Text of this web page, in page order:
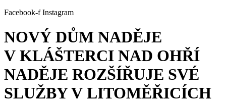
Facebook-f Instagram
NOVÝ DŮM NADĚJE
V KLÁŠTERCI NAD OHŘÍ
NADĚJE ROZŠÍŘUJE SVÉ
SLUŽBY V LITOMĚŘICÍCH